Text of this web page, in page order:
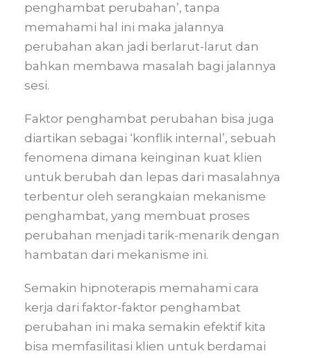
penghambat perubahan’, tanpa
memahami hal ini maka jalannya
perubahan akan jadi berlarut-larut dan
bahkan membawa masalah bagi jalannya
sesi.
Faktor penghambat perubahan bisa juga
diartikan sebagai ‘konflik internal’, sebuah
fenomena dimana keinginan kuat klien
untuk berubah dan lepas dari masalahnya
terbentur oleh serangkaian mekanisme
penghambat, yang membuat proses
perubahan menjadi tarik-menarik dengan
hambatan dari mekanisme ini.
Semakin hipnoterapis memahami cara
kerja dari faktor-faktor penghambat
perubahan ini maka semakin efektif kita
bisa memfasilitasi klien untuk berdamai